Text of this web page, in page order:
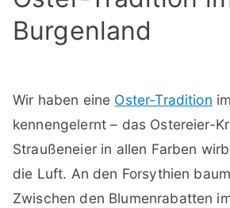
Burgenland
Wir haben eine Oster-Tradition im
kennengelernt – das Ostereier-
Straußeneier in allen Farben
die Luft. An den Forsythien
Zwischen den Blumenrabatten